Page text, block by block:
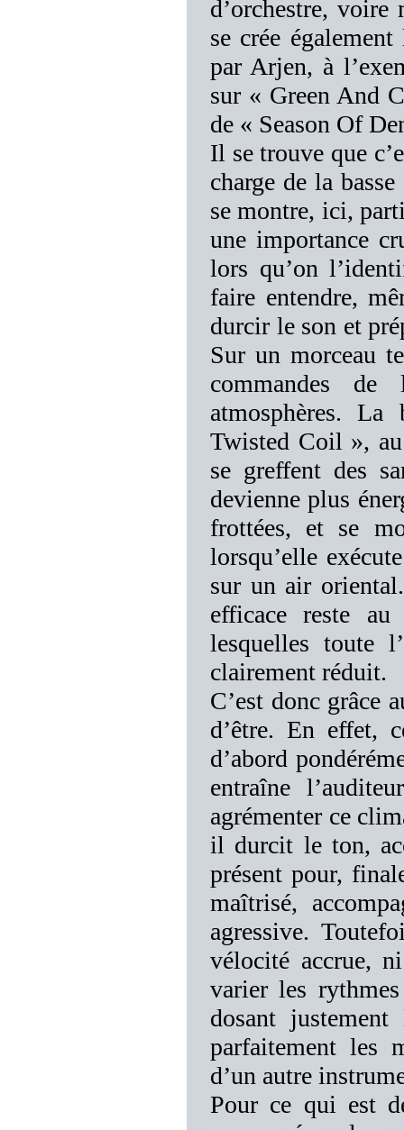
d’orchestre,
se crée
par Arjen, à
sur « Green And
de « Season Of
Il se trouve que
charge de la
se montre, ici,
une importance
lors qu’on
faire entendre,
durcir le son et
Sur un morceau
commandes de
atmosphères.
Twisted Coil »,
se greffent des
devienne plus
frottées, et se
lorsqu’elle
sur un air
efficace reste
lesquelles toute
clairement réduit.
C’est donc grâce
d’être. En effet,
d’abord
entraîne
agrémenter ce
il durcit le ton,
présent pour,
maîtrisé,
agressive.
vélocité accrue,
varier les
dosant
parfaitement les
d’un autre
Pour ce qui est